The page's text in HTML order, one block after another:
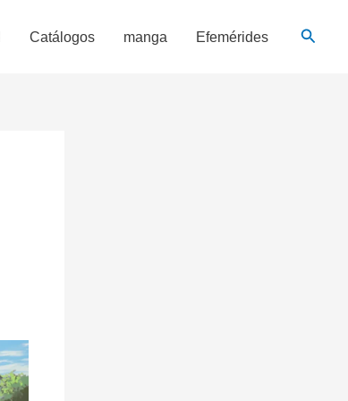
Catálogos manga Efemérides